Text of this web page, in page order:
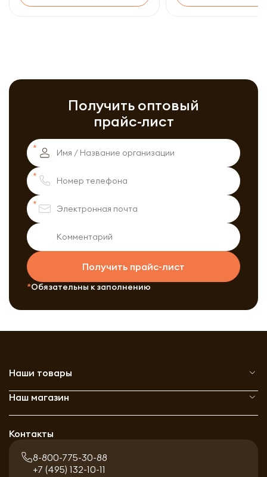
Получить оптовый
прайс-лист
Получить прайс-лист
Обязательны к заполнению
Наши товары
Наш магазин
Контакты
8-800-775-30-88
+7 (495) 132-10-11